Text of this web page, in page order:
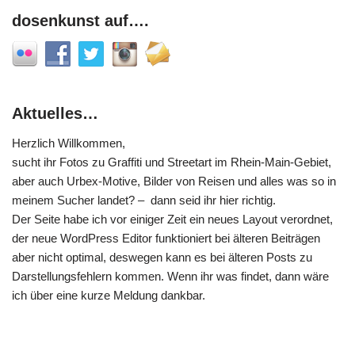
dosenkunst auf….
Aktuelles…
Herzlich Willkommen,
sucht ihr Fotos zu Graffiti und Streetart im Rhein-Main-Gebiet,
aber auch Urbex-Motive, Bilder von Reisen und alles was so in
meinem Sucher landet? – dann seid ihr hier richtig.
Der Seite habe ich vor einiger Zeit ein neues Layout verordnet,
der neue WordPress Editor funktioniert bei älteren Beiträgen
aber nicht optimal, deswegen kann es bei älteren Posts zu
Darstellungsfehlern kommen. Wenn ihr was findet, dann wäre
ich über eine kurze Meldung dankbar.